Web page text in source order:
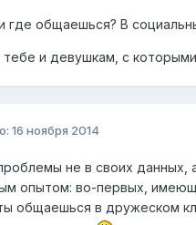
где общаешься? В
тебе и девушкам, с
16 ноября 2014
не в своих данных,
опытом: во-первых,
общаешься в дружеском